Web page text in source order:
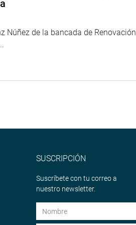
Núñez de la bancada de Renovación
SUSCRIPCIÓN
Suscríbete con tu correo a
nuestro newsletter.